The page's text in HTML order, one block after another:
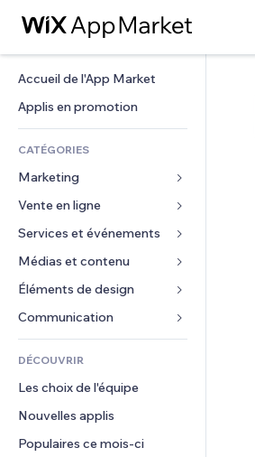
Accueil de l'App Market
Applis en promotion
CATÉGORIES
Marketing
Publicités
Mobile
Données analytiques
Réseaux sociaux
Classement de sites
E-mail
Vente en ligne
Applis pour les boutiques
Expédition et livraison
Boutons Vente
Comptabilité
Coupons et fidélisation
Solutions d'entreposage
Services et événements
Hôtels
Événements
Restaurants
Immobilier
Réservations
Médias et contenu
Galerie
Musique
Podcasts
Photographie
Vidéo
PDF
Partage de fichiers
Éléments de design
Cartes et navigation
Confidentialité
Horloge
Modèles de pages
Effets sur images
Boutons et menus
Formulaires
Sondages
Chat
Commentaires
DÉCOUVRIR
Les choix de l'équipe
Nouvelles applis
Populaires ce mois‑ci